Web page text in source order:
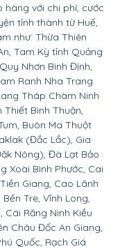
hàng với chi phí, cước
tỉnh thành từ Huế,
như: Thừa Thiên
Tam Kỳ tỉnh Quảng
Nhơn Bình Định,
Ranh Nha Trang
Tháp Chàm Ninh
Thiết Bình Thuận,
Buôn Ma Thuột
(Đắc Lắc), Gia
Nông), Đà Lạt Bảo
Xoài Bình Phước, Cai
Giang, Cao Lãnh
Tre, Vĩnh Long,
Cái Răng Ninh Kiều
Châu Đốc An Giang,
Quốc, Rạch Giá